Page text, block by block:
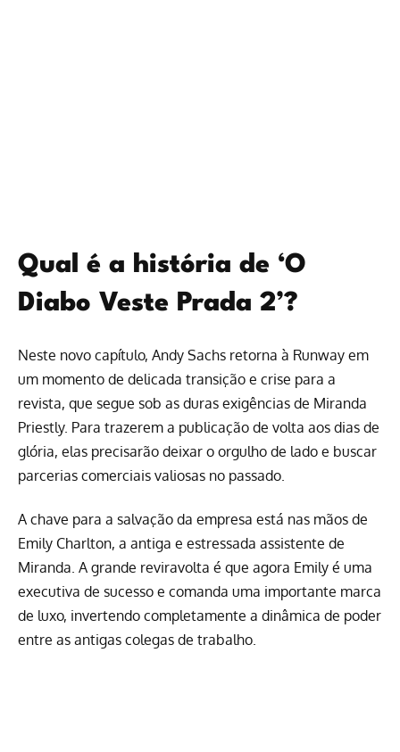
Qual é a história de ‘O
Diabo Veste Prada 2’?
Neste novo capítulo, Andy Sachs retorna à Runway em
um momento de delicada transição e crise para a
revista, que segue sob as duras exigências de Miranda
Priestly. Para trazerem a publicação de volta aos dias de
glória, elas precisarão deixar o orgulho de lado e buscar
parcerias comerciais valiosas no passado.
A chave para a salvação da empresa está nas mãos de
Emily Charlton, a antiga e estressada assistente de
Miranda. A grande reviravolta é que agora Emily é uma
executiva de sucesso e comanda uma importante marca
de luxo, invertendo completamente a dinâmica de poder
entre as antigas colegas de trabalho.